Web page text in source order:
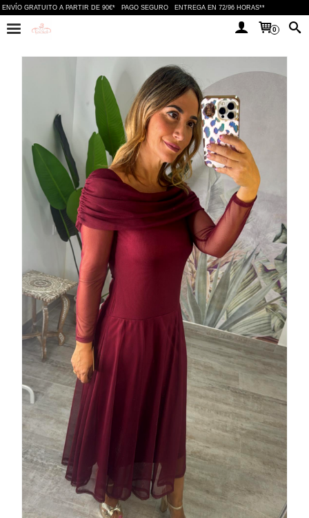
ENVÍO GRATUITO A PARTIR DE 90€* PAGO SEGURO ENTREGA EN 72/96 HORAS**
0